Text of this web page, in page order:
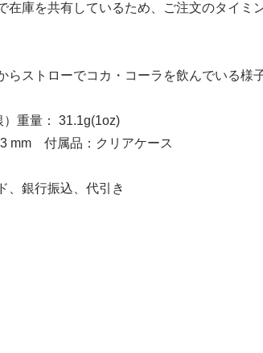
庫を共有しているため、ご注文のタイミ
らストローでコカ・コーラを飲んでいる様
）重量： 31.1g(1oz)
付属品：クリアケース
、銀行振込、代引き